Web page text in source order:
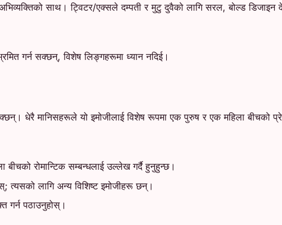
साथ। ट्विटर/एक्सले दम्पती र मुटु दुवैको लागि सरल, बोल्ड डिजाइन
गर्न सक्छन्, विशेष लिङ्गहरूमा ध्यान नदिई।
धेरै मानिसहरूले यो इमोजीलाई विशेष रूपमा एक पुरुष र एक महिला बीचको
रोमान्टिक सम्बन्धलाई उल्लेख गर्दै हुनुहुन्छ।
त्यसको लागि अन्य विशिष्ट इमोजीहरू छन्।
गर्न पठाउनुहोस्।